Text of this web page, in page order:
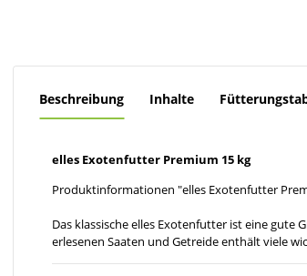
Beschreibung Inhalte
elles Exotenfutter Premium 15 kg
Produktinformationen "elles Exotenfutter
Das klassische elles Exotenfutter ist eine gute
erlesenen Saaten und Getreide enthält viele